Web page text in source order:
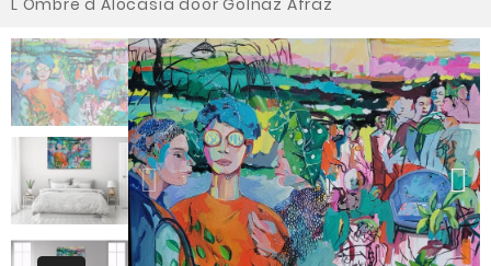
L'Ombre d'Alocasia door Golnaz Afraz